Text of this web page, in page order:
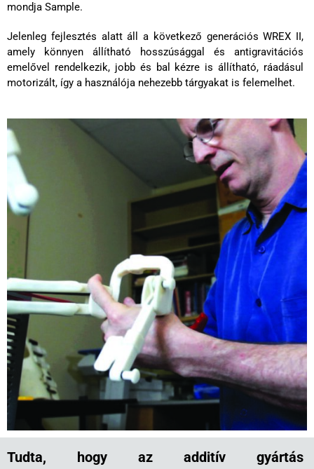
mondja Sample.
Jelenleg fejlesztés alatt áll a következő generációs WREX II,
amely könnyen állítható hosszúsággal és antigravitációs
emelővel rendelkezik, jobb és bal kézre is állítható, ráadásul
motorizált, így a használója nehezebb tárgyakat is felemelhet.
Tudta, hogy az additív gyártás